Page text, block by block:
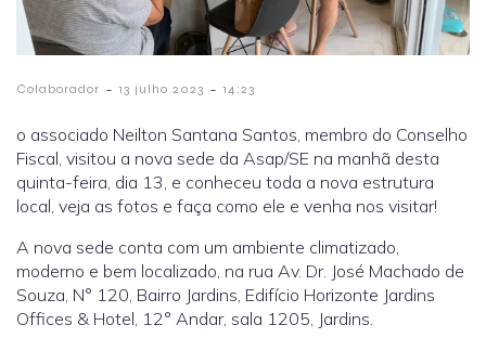
Colaborador - 13 julho 2023 - 14:23
o associado Neilton Santana Santos, membro do Conselho
Fiscal, visitou a nova sede da Asap/SE na manhã desta
quinta-feira, dia 13, e conheceu toda a nova estrutura
local, veja as fotos e faça como ele e venha nos visitar!
A nova sede conta com um ambiente climatizado,
moderno e bem localizado, na rua Av. Dr. José Machado de
Souza, N° 120, Bairro Jardins, Edifício Horizonte Jardins
Offices & Hotel, 12° Andar, sala 1205, Jardins.